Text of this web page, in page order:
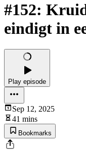
#152:
eindigt in
Play episode
Sep 12, 2025
41 mins
Bookmarks